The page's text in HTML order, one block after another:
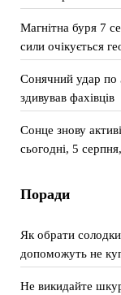
Магнітна буря 7
сили очікується
Сонячний удар по
здивував фахівців
Сонце знову
сьогодні, 5
Поради
Як обрати
допоможуть не
Не викидайте